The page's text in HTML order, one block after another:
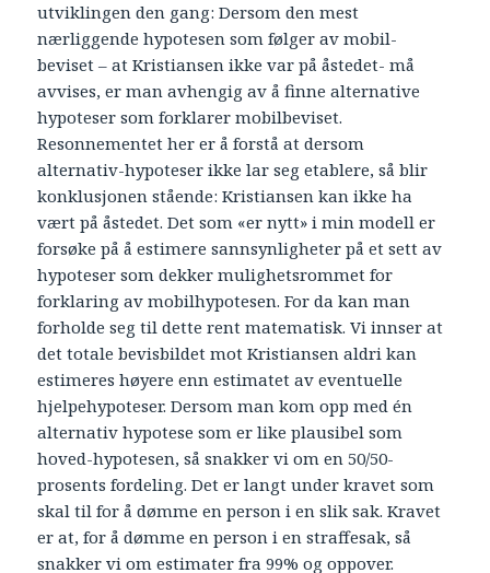
utviklingen den gang: Dersom den mest
nærliggende hypotesen som følger av mobil-
beviset – at Kristiansen ikke var på åstedet- må
avvises, er man avhengig av å finne alternative
hypoteser som forklarer mobilbeviset.
Resonnementet her er å forstå at dersom
alternativ-hypoteser ikke lar seg etablere, så blir
konklusjonen stående: Kristiansen kan ikke ha
vært på åstedet. Det som «er nytt» i min modell er
forsøke på å estimere sannsynligheter på et sett av
hypoteser som dekker mulighetsrommet for
forklaring av mobilhypotesen. For da kan man
forholde seg til dette rent matematisk. Vi innser at
det totale bevisbildet mot Kristiansen aldri kan
estimeres høyere enn estimatet av eventuelle
hjelpehypoteser. Dersom man kom opp med én
alternativ hypotese som er like plausibel som
hoved-hypotesen, så snakker vi om en 50/50-
prosents fordeling. Det er langt under kravet som
skal til for å dømme en person i en slik sak. Kravet
er at, for å dømme en person i en straffesak, så
snakker vi om estimater fra 99% og oppover.